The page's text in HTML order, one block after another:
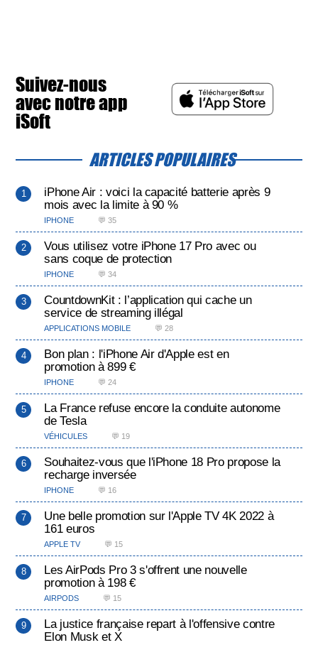
Suivez-nous
avec notre app
iSoft
ARTICLES POPULAIRES
iPhone Air : voici la capacité batterie après 9
mois avec la limite à 90 %
IPHONE 💬 35
Vous utilisez votre iPhone 17 Pro avec ou
sans coque de protection
IPHONE 💬 34
CountdownKit : l’application qui cache un
service de streaming illégal
APPLICATIONS MOBILE 💬 28
Bon plan : l'iPhone Air d'Apple est en
promotion à 899 €
IPHONE 💬 24
La France refuse encore la conduite autonome
de Tesla
VÉHICULES 💬 19
Souhaitez-vous que l'iPhone 18 Pro propose la
recharge inversée
IPHONE 💬 16
Une belle promotion sur l'Apple TV 4K 2022 à
161 euros
APPLE TV 💬 15
Les AirPods Pro 3 s'offrent une nouvelle
promotion à 198 €
AIRPODS 💬 15
La justice française repart à l'offensive contre
Elon Musk et X